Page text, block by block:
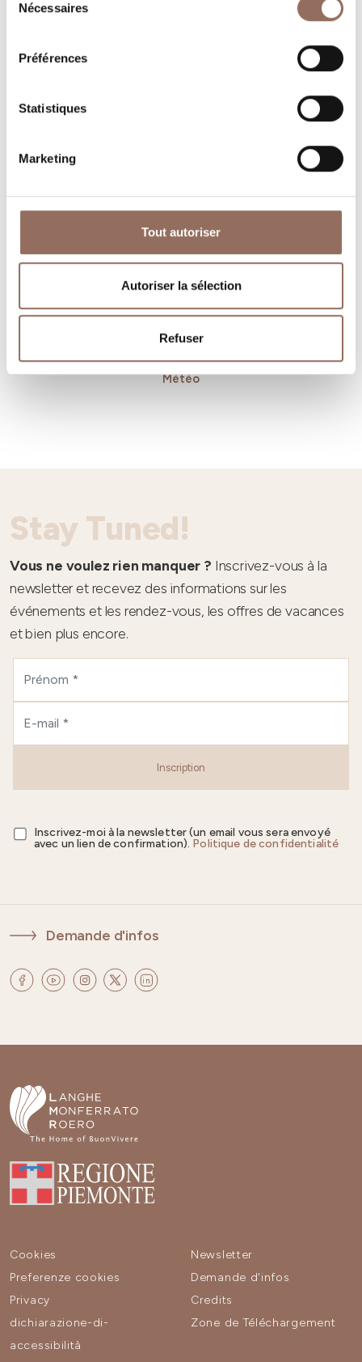
Nécessaires
Préférences
Statistiques
Marketing
Tout autoriser
Autoriser la sélection
Refuser
Où dormir Où manger
Operateurs du
Services
Météo
Stay Tuned!
Vous ne voulez rien manquer ? Inscrivez-vous à la
newsletter et recevez des informations sur les
événements et les rendez-vous, les offres de vacances
et bien plus encore.
Inscription
Inscrivez-moi à la newsletter (un email vous sera envoyé
avec un lien de confirmation). Politique de confidentialité
Demande d'infos
Cookies
Preferenze cookies
Privacy
dichiarazione-di-
accessibilità
Newsletter
Demande d'infos
Credits
Zone de Téléchargement